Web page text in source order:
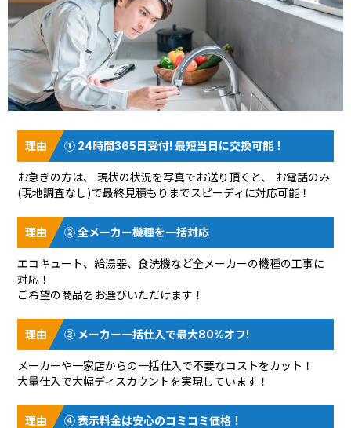
① 24時間365日受付! 最短当日に交換可能！
お急ぎの方は、 現状の状況を写真でお送り頂く と、 お電話のみ
(現地調査なし)で最終見積もりまでスピーディに対応可能！
② 全メーカー機種を一括対応
エコキュート、給湯器、食洗機など全メーカーの機種の工事に
対応！
ご希望の商品をお選びいただけます！
③ メーカー一括仕入で最大80%オフ!
メーカーや一家店からの一括仕入で不要なコストをカット！
大量仕入で大幅ディスカウントを実現しています！
④ 表示料金は安心のコミコミ価格！